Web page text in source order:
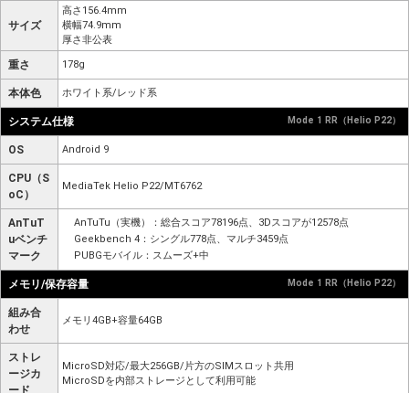
サイズ
高さ156.4mm
横幅74.9mm
厚さ非公表
重さ 178g
本体色 ホワイト系/レッド系
システム仕様 Mode 1 RR（Helio P22）
OS Android 9
CPU（S
oC）
MediaTek Helio P22/MT6762
AnTuT
uベンチ
マーク
AnTuTu（実機）：総合スコア78196点、3Dスコアが12578点
Geekbench 4：シングル778点、マルチ3459点
PUBGモバイル：スムーズ+中
メモリ/保存容量 Mode 1 RR（Helio P22）
組み合
わせ
メモリ4GB+容量64GB
ストレ
ージカ
ード
MicroSD対応/最大256GB/片方のSIMスロット共用
MicroSDを内部ストレージとして利用可能